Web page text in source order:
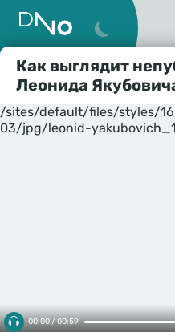
Как выглядит
Леонида
/sites/default/files/styles/
03/jpg/leonid-
00:00 / 00:59